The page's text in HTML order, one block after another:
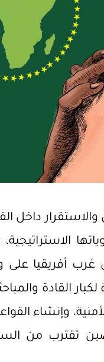
داخل
في غرب أفريقيا
القادة
وإنشاء
تقترب من